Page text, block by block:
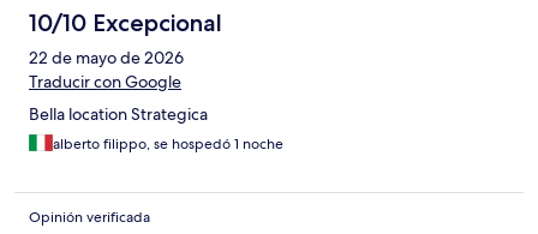
10/10 Excepcional
22 de mayo de 2026
Traducir con Google
Bella location Strategica
alberto filippo, se hospedó 1 noche
Opinión verificada